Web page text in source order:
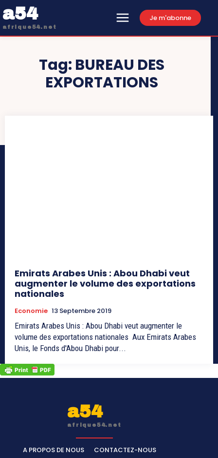
a54
afrique54.net
Je m'abonne
Tag: BUREAU DES
EXPORTATIONS
Emirats Arabes Unis : Abou Dhabi veut
augmenter le volume des exportations
nationales
Economie 13 Septembre 2019
Emirats Arabes Unis : Abou Dhabi veut augmenter le
volume des exportations nationales Aux Emirats Arabes
Unis, le Fonds d'Abou Dhabi pour...
a54
afrique54.net
A PROPOS DE NOUS
CONTACTEZ-NOUS